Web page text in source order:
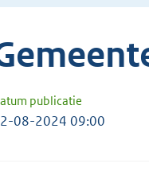
publicatie
08-2024 09:00